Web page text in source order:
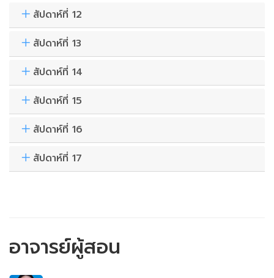
สัปดาห์ที่ 12
สัปดาห์ที่ 13
สัปดาห์ที่ 14
สัปดาห์ที่ 15
สัปดาห์ที่ 16
สัปดาห์ที่ 17
อาจารย์ผู้สอน